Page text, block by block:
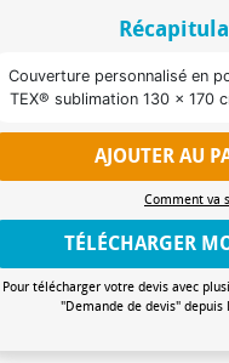
Couverture personnalisé en
TEX® sublimation 130 x 170
AJOUTER AU
Comment va
TÉLÉCHARGER
Pour télécharger votre devis avec
"Demande de devis" depuis